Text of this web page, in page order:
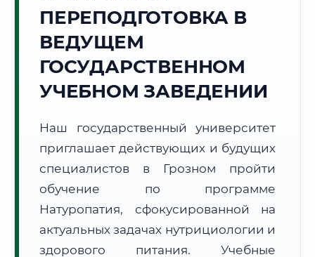
2026 г.
Погода в г. Грозный: 🌤️
🌅 Восход: 04:52 🌇 Закат:19:13
Субъект:
Чеченская Республика
Часовой пояс:
Формат учебы:
Дистанционно
🗺️ Зона обслуживания: г. Грозный
ПЕРЕПОДГОТОВКА В
ВЕДУЩЕМ
ГОСУДАРСТВЕННОМ
УЧЕБНОМ ЗАВЕДЕНИИ
Наш государственный университет
приглашает действующих и будущих
специалистов в Грозном пройти
обучение по программе
Натуропатия, сфокусированной на
актуальных задачах нутрициологии и
здорового питания. Учебные